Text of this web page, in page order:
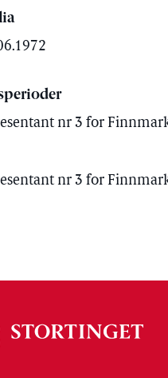
nr 3 for
nr 3 for